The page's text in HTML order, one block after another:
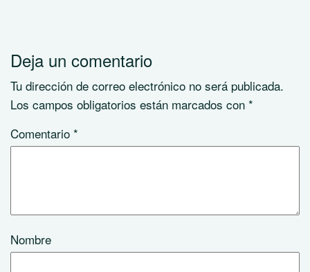
Deja un comentario
Tu dirección de correo electrónico no será publicada.
Los campos obligatorios están marcados con *
Comentario *
Nombre